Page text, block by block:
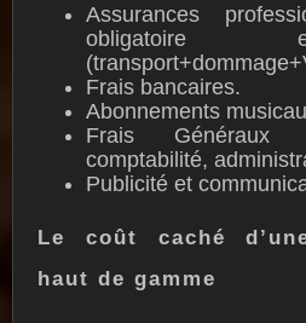
Assurances
obligatoire
Frais bancaires.
Abonnements
Frais Généraux
comptabilité,
Publicité et
Le coût caché
haut de gamme